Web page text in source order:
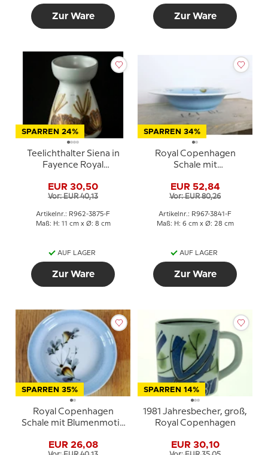
Zur Ware Zur Ware
SPARREN 24%
Teelichthalter Siena in
Fayence Royal
3875
EUR 30,50
Vor: EUR 40,13
Artikelnr.: R962-3875-F
Maß: H: 11 cm x Ø: 8 cm
AUF LAGER
Zur Ware
SPARREN 34%
Royal Copenhagen
Schale mit
EUR 52,84
Vor: EUR 80,26
Artikelnr.: R967-3841-F
Maß: H: 6 cm x Ø: 28 cm
AUF LAGER
Zur Ware
SPARREN 35%
Royal Copenhagen
Schale mit Blumenmotiv
EUR 26,08
SPARREN 14%
1981 Jahresbecher, groß,
Royal Copenhagen
EUR 30,10